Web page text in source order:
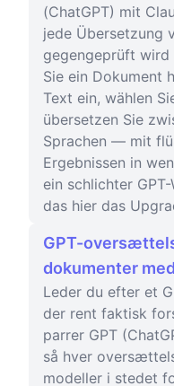
(ChatGPT) mit
jede Übersetzung
gegengeprüft wird
Sie ein Dokument
Text ein, wählen
übersetzen Sie
Sprachen — mit
Ergebnissen in
ein schlichter
das hier das
GPT-
dokumenter
Leder du efter et
der rent faktisk
parrer GPT
så hver
modeller i stedet